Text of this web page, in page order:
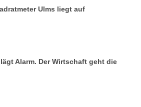
Ulms liegt auf
Alarm. Der Wirtschaft geht die